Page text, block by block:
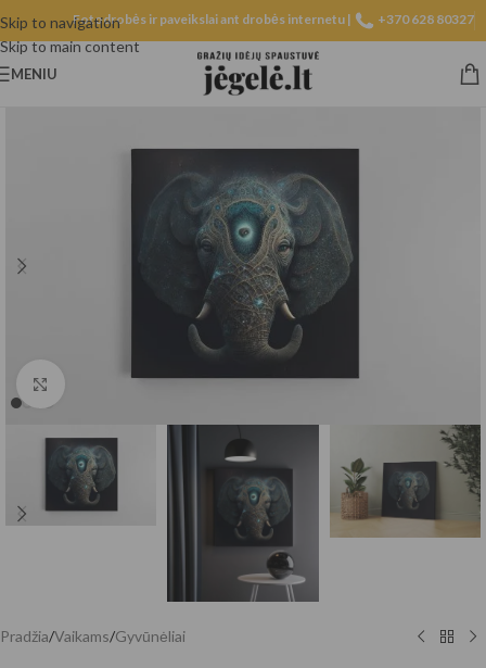
Skip to navigation
Skip to main content
Fotodrobės ir paveikslai ant drobės internetu | +370 628 80327
MENIU
Spustelėkite, norėdami padidinti
Pradžia/Vaikams/Gyvūnėliai